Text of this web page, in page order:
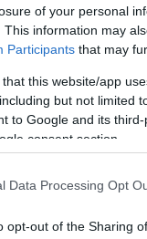
of your personal
This information may
Participants that may
that this website/app
but not limited
to Google and its
consent section.
Data Processing Opt
opt-out of the Sharing
ΥΠΗΡΕΣΙΕΣ
Helpdesk
27.02.2026